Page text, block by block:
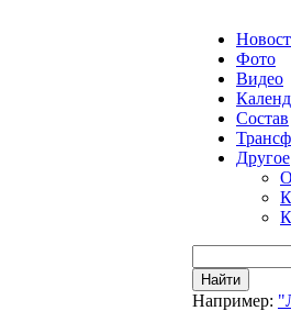
Фото
Видео
Состав
Другое
Найти
Например: